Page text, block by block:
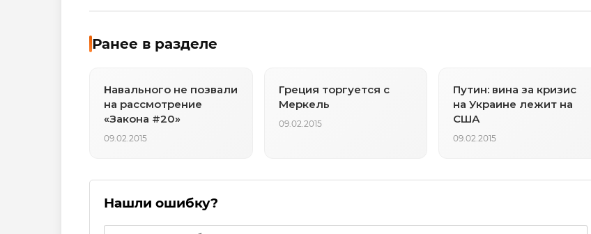
Ранее в разделе
Навального не позвали
на рассмотрение
«Закона #20»
09.02.2015
Греция торгуется с
Меркель
09.02.2015
Путин: вина за кризис
на Украине лежит на
США
09.02.2015
Нашли ошибку?